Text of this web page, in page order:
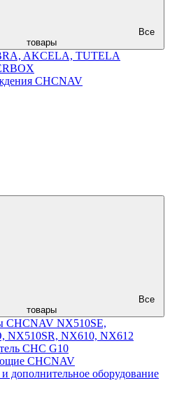
Все
товары
AKCELA, TUTELA
CHCNAV
Все
товары
CHCNAV NX510SE,
NX510SR, NX610, NX612
CHC G10
CHCNAV
дополнительное оборудование